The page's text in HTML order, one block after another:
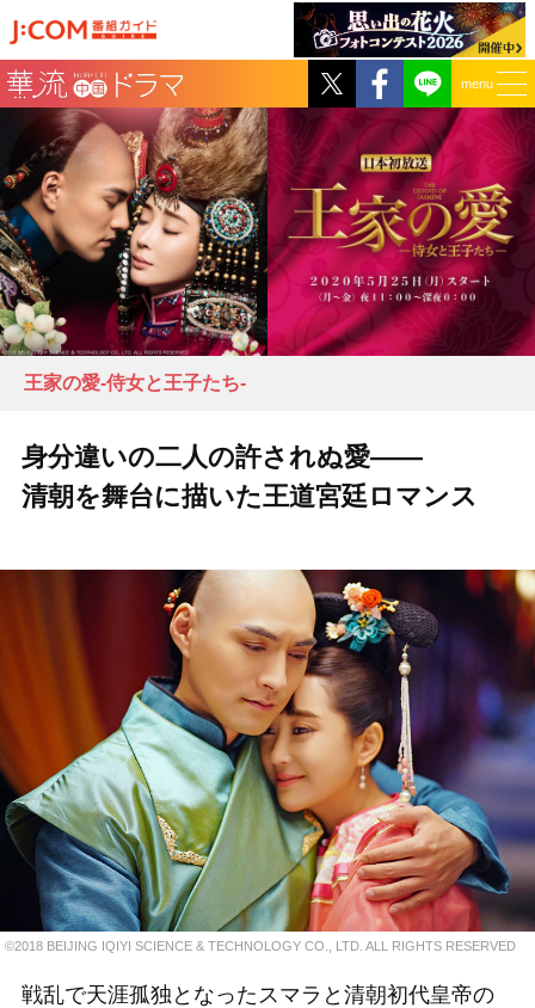
Twitter
Facebook
menu
王家の愛-侍女と王子たち-
身分違いの二人の許されぬ愛――
清朝を舞台に描いた王道宮廷ロマンス
©2018 BEIJING IQIYI SCIENCE & TECHNOLOGY CO., LTD. ALL RIGHTS RESERVED
戦乱で天涯孤独となったスマラと清朝初代皇帝の